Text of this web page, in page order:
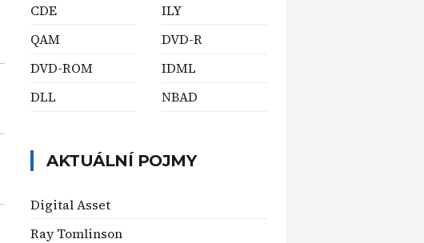
CDE
QAM
DVD-ROM
DLL
ILY
DVD-R
IDML
NBAD
AKTUÁLNÍ POJMY
Digital Asset
Ray Tomlinson